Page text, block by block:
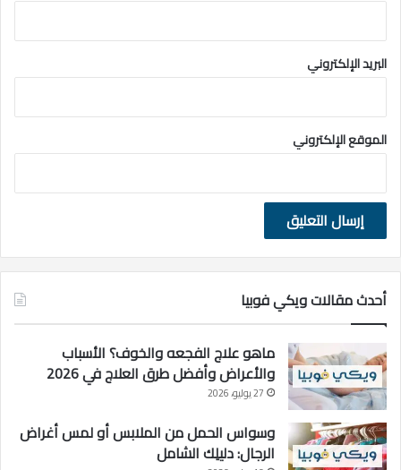
البريد الإلكتروني
الموقع الإلكتروني
أحدث مقالات ويكي فوبيا
ماهو علاج الفجعه والخوف؟ الأسباب
والأعراض وأفضل طرق العلاج في 2026
27 يوليو، 2026
وسواس الحمل من الملابس أو لمس أغراض
الرجال: دليلِك الشامل